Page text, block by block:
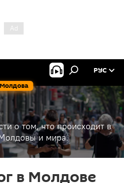
Молдова
РУС
о том, что происходит в
и мира.
в Молдове